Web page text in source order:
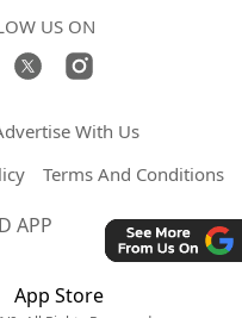
US ON
With Us
Terms And Conditions
APP